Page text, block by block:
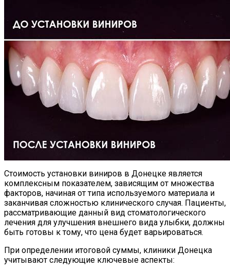
Стоимость установки виниров в Донецке является
комплексным показателем, зависящим от множества
факторов, начиная от типа используемого материала и
заканчивая сложностью клинического случая. Пациенты,
рассматривающие данный вид стоматологического
лечения для улучшения внешнего вида улыбки, должны
быть готовы к тому, что цена будет варьироваться.
При определении итоговой суммы, клиники Донецка
учитывают следующие ключевые аспекты: